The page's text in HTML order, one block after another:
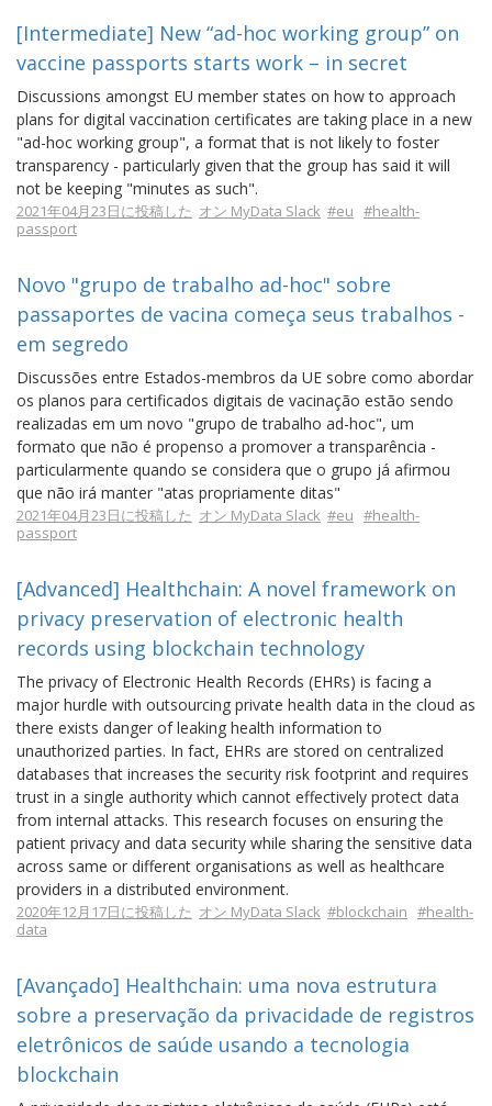
[Intermediate] New “ad-hoc working group” on
vaccine passports starts work – in secret
Discussions amongst EU member states on how to approach
plans for digital vaccination certificates are taking place in a new
"ad-hoc working group", a format that is not likely to foster
transparency - particularly given that the group has said it will
not be keeping "minutes as such".
2021年04月23日に投稿した オン MyData Slack #eu #health-
passport
Novo "grupo de trabalho ad-hoc" sobre
passaportes de vacina começa seus trabalhos -
em segredo
Discussões entre Estados-membros da UE sobre como abordar
os planos para certificados digitais de vacinação estão sendo
realizadas em um novo "grupo de trabalho ad-hoc", um
formato que não é propenso a promover a transparência -
particularmente quando se considera que o grupo já afirmou
que não irá manter "atas propriamente ditas"
2021年04月23日に投稿した オン MyData Slack #eu #health-
passport
[Advanced] Healthchain: A novel framework on
privacy preservation of electronic health
records using blockchain technology
The privacy of Electronic Health Records (EHRs) is facing a
major hurdle with outsourcing private health data in the cloud as
there exists danger of leaking health information to
unauthorized parties. In fact, EHRs are stored on centralized
databases that increases the security risk footprint and requires
trust in a single authority which cannot effectively protect data
from internal attacks. This research focuses on ensuring the
patient privacy and data security while sharing the sensitive data
across same or different organisations as well as healthcare
providers in a distributed environment.
2020年12月17日に投稿した オン MyData Slack #blockchain #health-
data
[Avançado] Healthchain: uma nova estrutura
sobre a preservação da privacidade de registros
eletrônicos de saúde usando a tecnologia
blockchain